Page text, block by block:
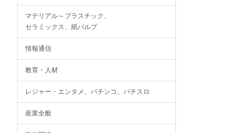
マテリアル～プラスチック、
セラミックス、紙パルプ
情報通信
教育・人材
レジャー・エンタメ、パチンコ、パチスロ
産業全般